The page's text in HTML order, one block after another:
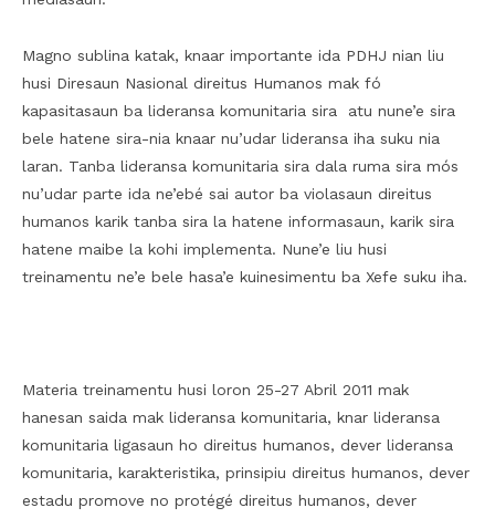
Magno sublina katak, knaar importante ida PDHJ nian liu
husi Diresaun Nasional direitus Humanos mak fó
kapasitasaun ba lideransa komunitaria sira atu nune’e sira
bele hatene sira-nia knaar nu’udar lideransa iha suku nia
laran. Tanba lideransa komunitaria sira dala ruma sira mós
nu’udar parte ida ne’ebé sai autor ba violasaun direitus
humanos karik tanba sira la hatene informasaun, karik sira
hatene maibe la kohi implementa. Nune’e liu husi
treinamentu ne’e bele hasa’e kuinesimentu ba Xefe suku iha.
Materia treinamentu husi loron 25-27 Abril 2011 mak
hanesan saida mak lideransa komunitaria, knar lideransa
komunitaria ligasaun ho direitus humanos, dever lideransa
komunitaria, karakteristika, prinsipiu direitus humanos, dever
estadu promove no protégé direitus humanos, dever